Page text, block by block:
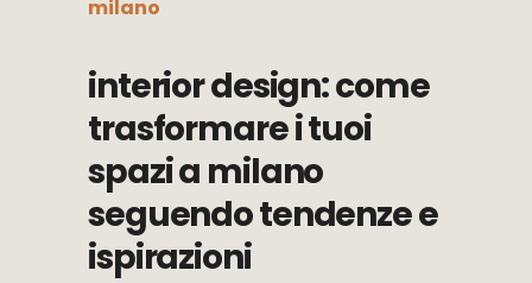
interior design: come
trasformare i tuoi
spazi a milano
seguendo tendenze e
ispirazioni